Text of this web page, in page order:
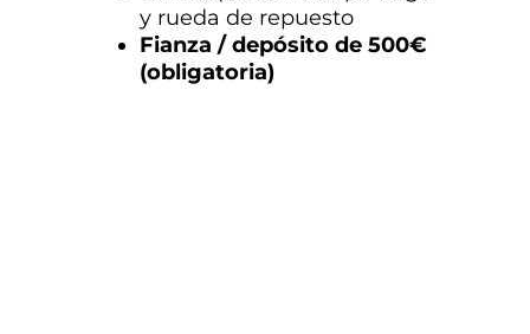
y rueda de repuesto
Fianza / depósito de 500€
(obligatoria)